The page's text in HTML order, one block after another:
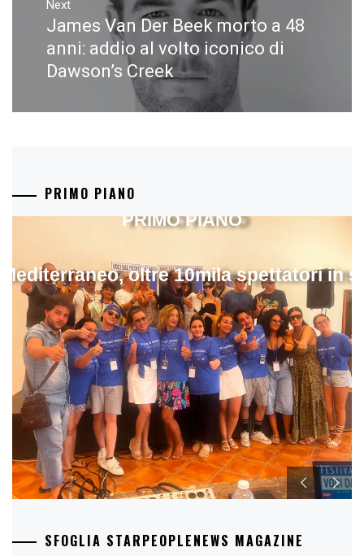
Next
Next
post:
James Van Der Beek morto a 48
anni: addio al volto iconico di
Dawson’s Creek
PRIMO PIANO
oltre 10mila spettatori in
PRIMO PIANO
SFOGLIA STARPEOPLENEWS MAGAZINE